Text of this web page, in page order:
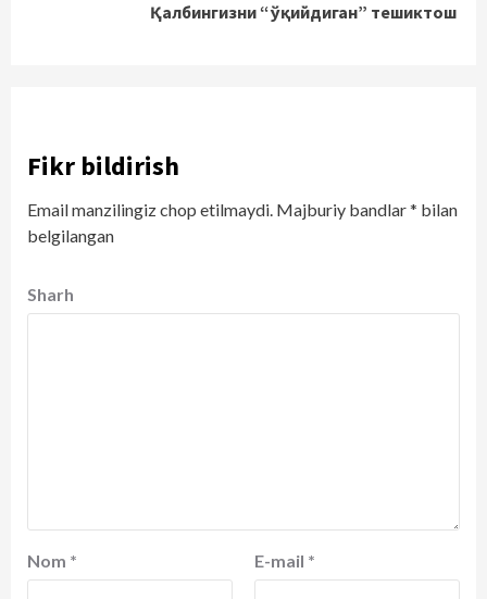
Қалбингизни “ўқийдиган” тешиктош
Fikr bildirish
Email manzilingiz chop etilmaydi. Majburiy bandlar* bilan
belgilangan
Sharh
Nom * E-mail *